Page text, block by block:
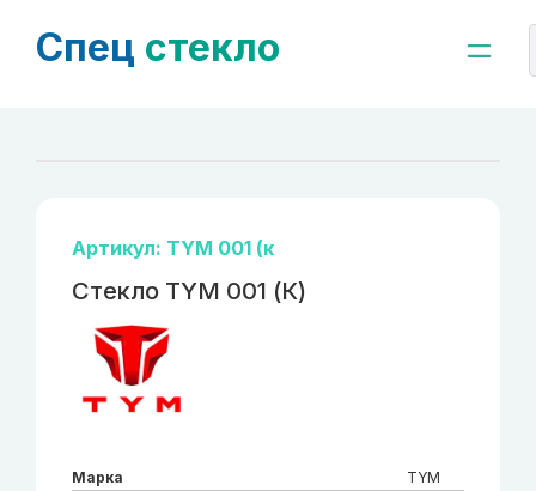
Спец стекло
Артикул: TYM 001 (к
Стекло TYM 001 (К)
Марка
TYM